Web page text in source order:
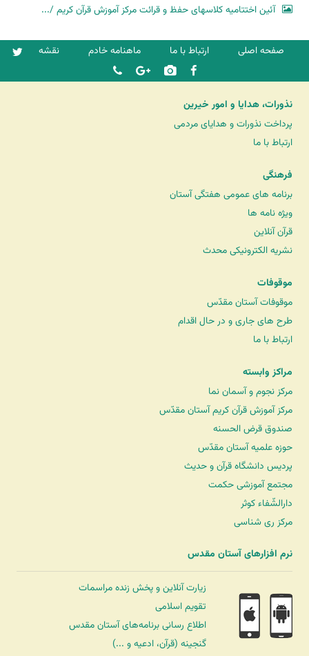
آئین اختتامیه کلاسهای حفظ و قرائت مرکز آموزش قرآن کریم /...
صفحه اصلی ارتباط با ما ماهنامه خادم نقشه
نذورات، هدایا و امور خیرین
پرداخت نذورات و هدایای مردمی
ارتباط با ما
فرهنگی
برنامه های عمومی هفتگی آستان
ویژه نامه ها
قرآن آنلاین
نشریه الکترونیکی محدث
موقوفات
موقوفات آستان مقدّس
طرح های جاری و در حال اقدام
ارتباط با ما
مراکز وابسته
مرکز نجوم و آسمان نما
مرکز آموزش قرآن کریم آستان مقدّس
صندوق قرض الحسنه
حوزه علمیه آستان مقدّس
پردیس دانشگاه قرآن و حدیث
مجتمع آموزشی حکمت
دارالشّفاء کوثر
مرکز ری شناسی
نرم افزارهای آستان مقدس
زیارت آنلاین و پخش زنده مراسمات
تقویم اسلامی
اطلاع رسانی برنامه‌های آستان مقدس
گنجینه (قرآن، ادعیه و ...)